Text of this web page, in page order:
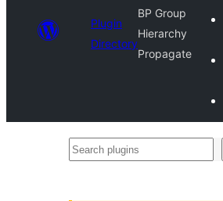
Plugin
Directory
BP Group
Hierarchy
Propagate
Search